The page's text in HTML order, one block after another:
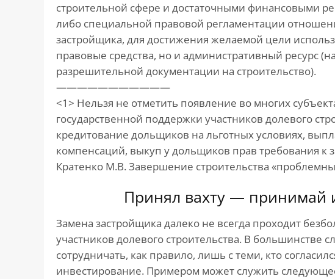
строительной сфере и достаточными финансовыми
либо специальной правовой регламентации
застройщика, для достижения желаемой цели
правовые средства, но и административный ресурс
разрешительной документации на строительство).
———————————
<1> Нельзя не отметить появление во многих
государственной поддержки участников долевого
кредитование дольщиков на льготных условиях,
компенсаций, выкуп у дольщиков прав требования к
Кратенко М.В. Завершение строительства
Принял вахту — принимай
Замена застройщика далеко не всегда проходит
участников долевого строительства. В большинстве
сотрудничать, как правило, лишь с теми, кто
инвестирование. Примером может служить